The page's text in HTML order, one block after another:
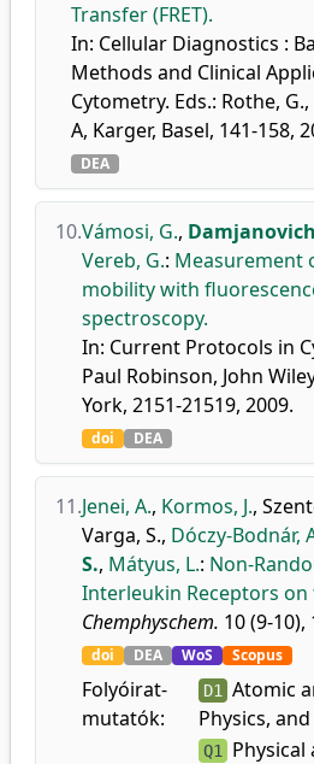
Transfer (FRET).
In: Cellular Diagnostics :
Methods and Clinical
Cytometry. Eds.: Rothe,
A, Karger, Basel, 141-158,
DEA
10.Vámosi, G.,
Vereb, G.: Measurement
mobility with
spectroscopy.
In: Current Protocols in
Paul Robinson, John
York, 2151-21519, 2009.
doi DEA
11.Jenei, A., Kormos, J.,
Varga, S., Dóczy-Bodnár,
S., Mátyus, L.: Non-
Interleukin Receptors on
Chemphyschem. 10 (9-10),
doi DEA WoS Scopus
Folyóirat-
mutatók:
D1 Atomic
Physics,
Q1 Physical